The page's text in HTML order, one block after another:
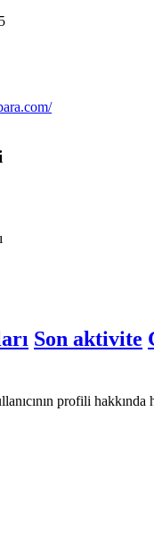
Son aktivite
profili hakkında